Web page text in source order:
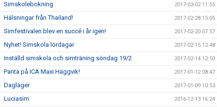
Simskolebokning 2017-03-02 11:55
Hälsningar från Thailand! 2017-02-28 15:05
Simfestivalen blev en succé i år igen! 2017-02-20 07:57
Nyhet! Simskola lördagar 2017-02-15 12:48
Inställd simskola och simträning söndag 19/2 2017-02-14 12:50
Panta på ICA Maxi Häggvik! 2017-01-12 08:47
Dagläger 2017-01-09 10:53
Luciasim 2016-12-13 16:24